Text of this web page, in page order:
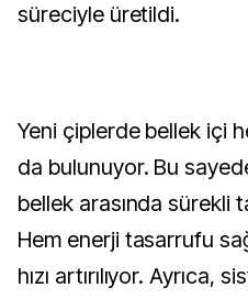
süreciyle üretildi.
Yeni çiplerde bellek içi
da bulunuyor. Bu
bellek arasında sürekli
Hem enerji tasarrufu
hızı artırılıyor. Ayrıca,